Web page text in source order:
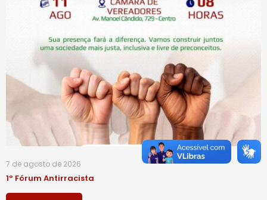
7 de agosto de 2026
1º Fórum Antirracista